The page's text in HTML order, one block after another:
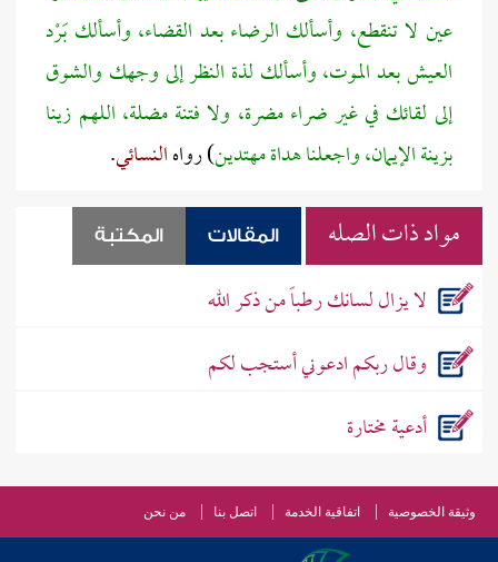
عين لا تنقطع، وأسألك الرضاء بعد القضاء، وأسألك بَرْد
العيش بعد الموت، وأسألك لذة النظر إلى وجهك والشوق
إلى لقائك في غير ضراء مضرة، ولا فتنة مضلة، اللهم زينا
بزينة الإيمان، واجعلنا هداة مهتدين) رواهالنسائي.
مواد ذات الصله المقالات المكتبة
لا يزال لسانك رطباً من ذكر الله
وقال ربكم ادعوني أستجب لكم
أدعية مختارة
وثيقة الخصوصية اتفاقية الخدمة اتصل بنا من نحن